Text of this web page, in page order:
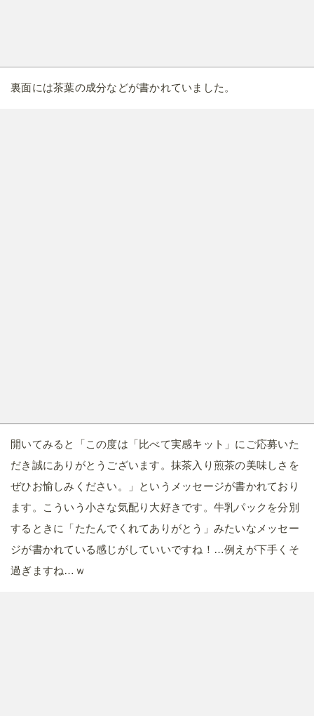
裏面には茶葉の成分などが書かれていました。
開いてみると「この度は「比べて実感キット」にご応募いた
だき誠にありがとうございます。抹茶入り煎茶の美味しさを
ぜひお愉しみください。」というメッセージが書かれており
ます。こういう小さな気配り大好きです。牛乳パックを分別
するときに「たたんでくれてありがとう」みたいなメッセー
ジが書かれている感じがしていいですね！…例えが下手くそ
過ぎますね…ｗ